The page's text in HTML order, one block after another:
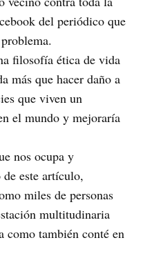
del periódico que
filosofía ética de vida
más que hacer daño a
que viven un
el mundo y mejoraría
nos ocupa y
este artículo,
miles de personas
multitudinaria
como también conté en